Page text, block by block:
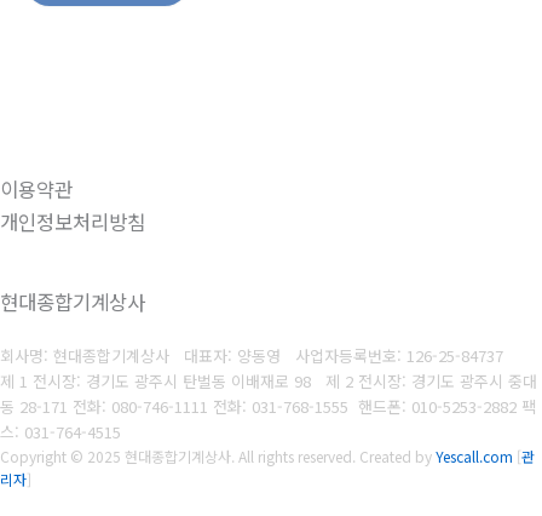
이용약관
개인정보처리방침
현대종합기계상사
회사명: 현대종합기계상사 대표자: 양동영 사업자등록번호: 126-25-84737
제 1 전시장: 경기도 광주시 탄벌동 이배재로 98 제 2 전시장: 경기도 광주시 중대
동 28-171 전화: 080-746-1111 전화: 031-768-1555 핸드폰: 010-5253-2882 팩
스: 031-764-4515
Copyright © 2025 현대종합기계상사. All rights reserved. Created byYescall.com [관
리자]